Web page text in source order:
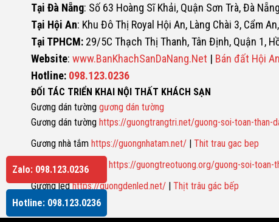
Tại Đà Nẵng: Số 63 Hoàng Sĩ Khải, Quận Sơn Trà, Đà Nẵng
Tại Hội An: Khu Đô Thị Royal Hội An, Làng Chài 3, Cẩm
Tại TPHCM:29/5C Thạch Thị Thanh, Tân Định, Quận 1,
Website: www.BanKhachSanDaNang.Net | Bán đất Hội An
Hotline: 098.123.0236
ĐỐI TÁC TRIỂN KHAI NỘI THẤT KHÁCH SẠN
Gương dán tường gương dán tường
Gương dán tường https://guongtrangtri.net/guong-soi-toan-than-
Gương nhà tắm https://guongnhatam.net/| Thit trau gac bep
Gương soi toàn thân https://guongtreotuong.org/guong-soi-toan-
Gương ledhttps://guongdenled.net/| Thịt trâu gác bếp
Zalo: 098.123.0236
Hotline: 098.123.0236